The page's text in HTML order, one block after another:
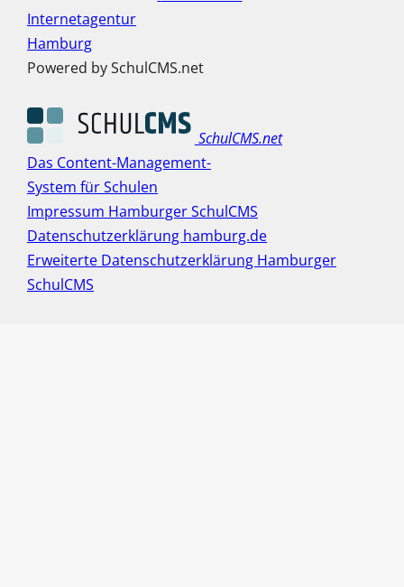
Internetagentur
Hamburg
Powered by SchulCMS.net
SchulCMS.net
Das Content-Management-
System für Schulen
Impressum Hamburger SchulCMS
Datenschutzerklärung hamburg.de
Erweiterte Datenschutzerklärung Hamburger
SchulCMS